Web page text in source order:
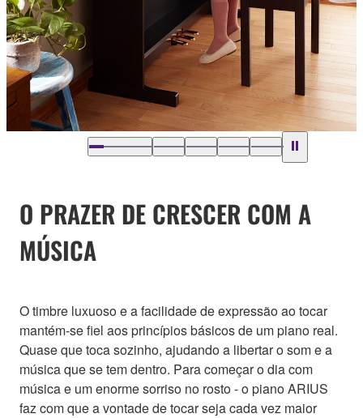
O PRAZER DE CRESCER COM A
MÚSICA
O timbre luxuoso e a facilidade de expressão ao tocar
mantém-se fiel aos princípios básicos de um piano real.
Quase que toca sozinho, ajudando a libertar o som e a
música que se tem dentro. Para começar o dia com
música e um enorme sorriso no rosto - o piano ARIUS
faz com que a vontade de tocar seja cada vez maior